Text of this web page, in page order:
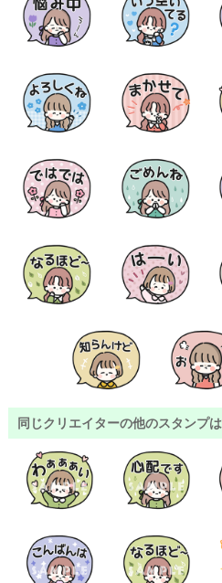
同じクリエイターの他のスタンプ